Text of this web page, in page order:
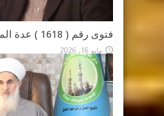
فتوى رقم ( 1618 ) عدة المخلوعة
مايو 16, 2026